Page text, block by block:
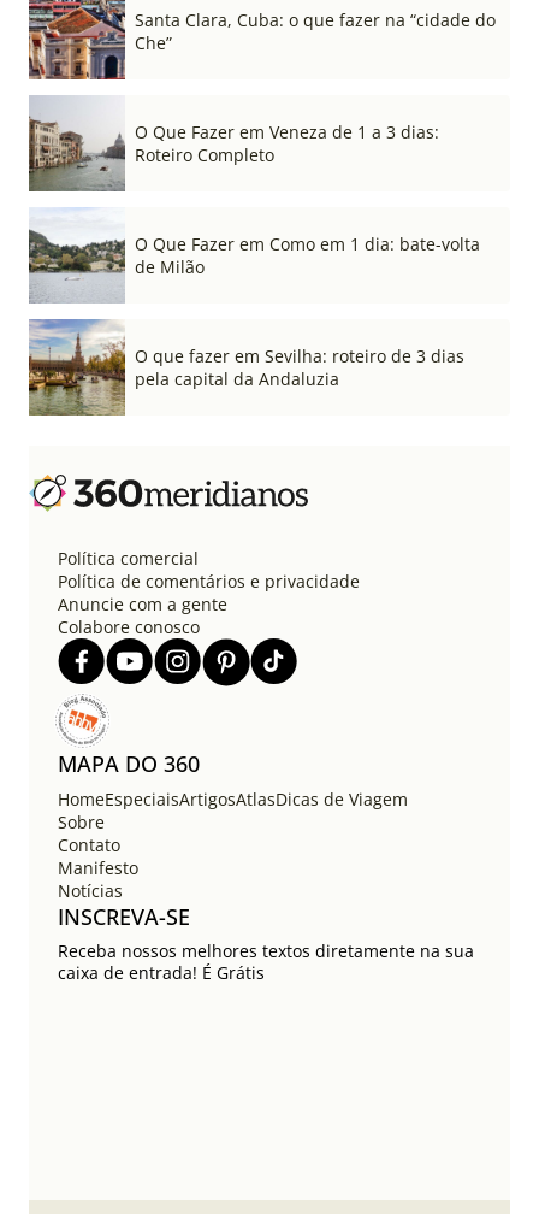
Santa Clara, Cuba: o que fazer na “cidade do
Che”
O Que Fazer em Veneza de 1 a 3 dias:
Roteiro Completo
O Que Fazer em Como em 1 dia: bate-volta
de Milão
O que fazer em Sevilha: roteiro de 3 dias
pela capital da Andaluzia
Política comercial
Política de comentários e privacidade
Anuncie com a gente
Colabore conosco
MAPA DO 360
HomeEspeciaisArtigosAtlasDicas de Viagem
Sobre
Contato
Manifesto
Notícias
INSCREVA-SE
Receba nossos melhores textos diretamente na sua
caixa de entrada! É Grátis